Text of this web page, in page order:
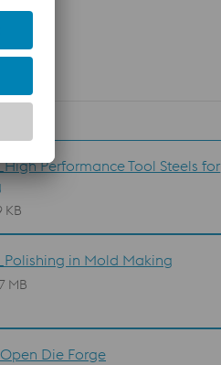
Performance Tool Steels for
KB
in Mold Making
MB
Die Forge